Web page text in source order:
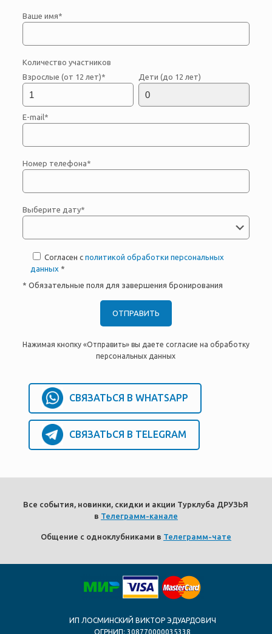
Ваше имя*
Количество участников
Взрослые (от 12 лет)*
Дети (до 12 лет)
E-mail*
Номер телефона*
Выберите дату*
Согласен с политикой обработки персональных
данных *
* Обязательные поля для завершения бронирования
Нажимая кнопку «Отправить» вы даете согласие на обработку
персональных данных
СВЯЗАТЬСЯ В WHATSAPP
СВЯЗАТЬСЯ В TELEGRAM
Все события, новинки, скидки и акции Турклуба ДРУЗЬЯ
в Телеграмм-канале
Общение с одноклубниками в Телеграмм-чате
ИП ЛОСМИНСКИЙ ВИКТОР ЭДУАРДОВИЧ
ОГРНИП: 308770000035338